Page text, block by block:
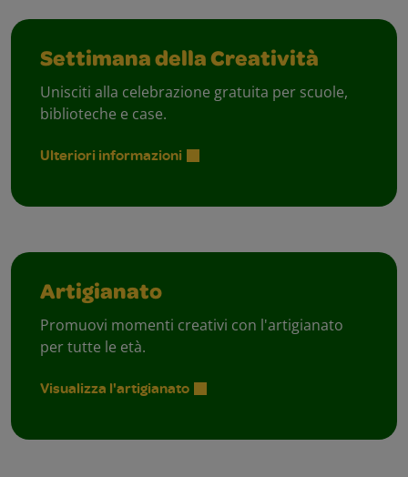
Settimana della Creatività
Unisciti alla celebrazione gratuita per scuole,
biblioteche e case.
Ulteriori informazioni
Artigianato
Promuovi momenti creativi con l'artigianato
per tutte le età.
Visualizza l'artigianato